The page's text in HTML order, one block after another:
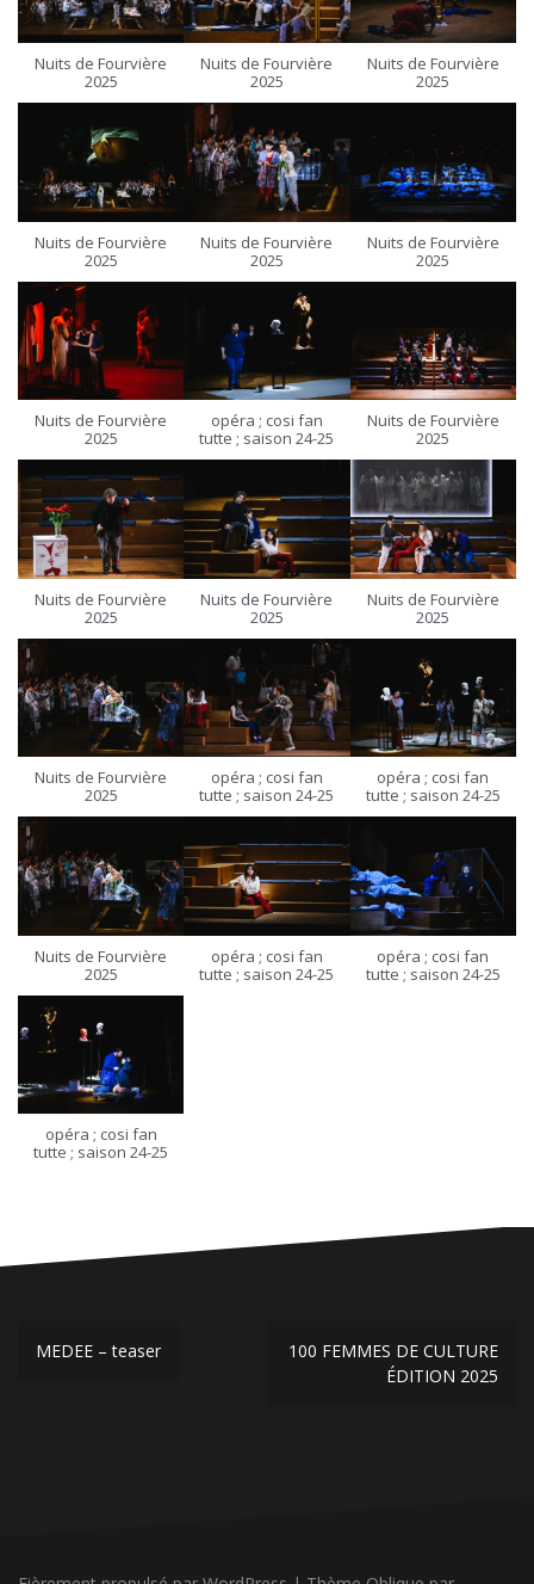
Nuits de Fourvière
2025
Nuits de Fourvière
2025
Nuits de Fourvière
2025
Nuits de Fourvière
2025
Nuits de Fourvière
2025
Nuits de Fourvière
2025
Nuits de Fourvière
2025
opéra ; cosi fan
tutte ; saison 24-25
Nuits de Fourvière
2025
Nuits de Fourvière
2025
Nuits de Fourvière
2025
Nuits de Fourvière
2025
Nuits de Fourvière
2025
opéra ; cosi fan
tutte ; saison 24-25
opéra ; cosi fan
tutte ; saison 24-25
Nuits de Fourvière
2025
opéra ; cosi fan
tutte ; saison 24-25
opéra ; cosi fan
tutte ; saison 24-25
opéra ; cosi fan
tutte ; saison 24-25
Navigation
MEDEE – teaser
100 FEMMES DE CULTURE
ÉDITION 2025